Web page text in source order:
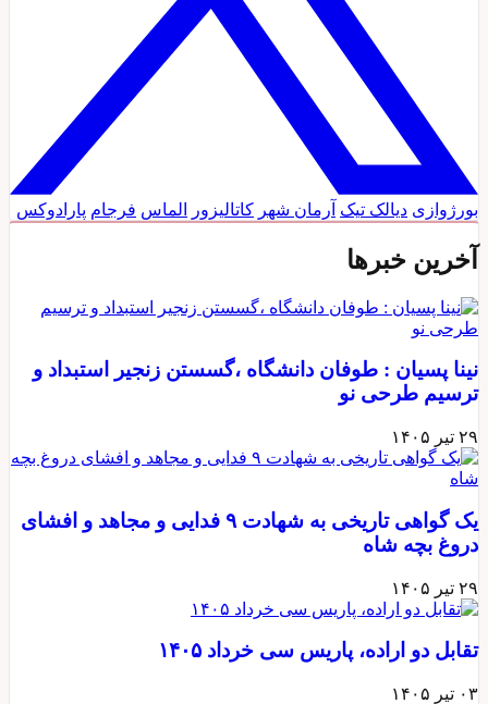
بورژوازی دیالک تیک آرمان شهر کاتالیزور الماس فرجام پارادوکس
آخرین خبرها
نینا پسیان : طوفان دانشگاه ،گسستن زنجیر استبداد و
ترسیم طرحی نو
۲۹ تیر ۱۴۰۵
یک گواهی تاریخی به شهادت ۹ فدایی و مجاهد و افشای
دروغ بچه شاه
۲۹ تیر ۱۴۰۵
تقابل دو اراده، پاریس سی خرداد ۱۴۰۵
۰۳ تیر ۱۴۰۵